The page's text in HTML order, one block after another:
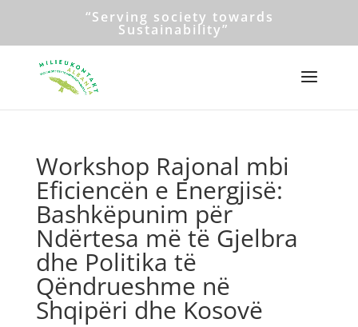
“Serving society towards
Sustainability”
Workshop Rajonal mbi
Eficiencën e Energjisë:
Bashkëpunim për
Ndërtesa më të Gjelbra
dhe Politika të
Qëndrueshme në
Shqipëri dhe Kosovë